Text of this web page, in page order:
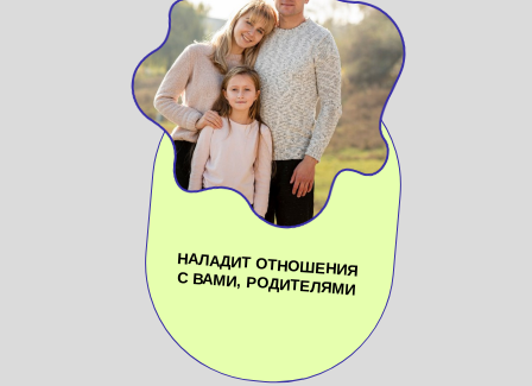
НАЛАДИТ ОТНОШЕНИЯ
С ВАМИ, РОДИТЕЛЯМИ